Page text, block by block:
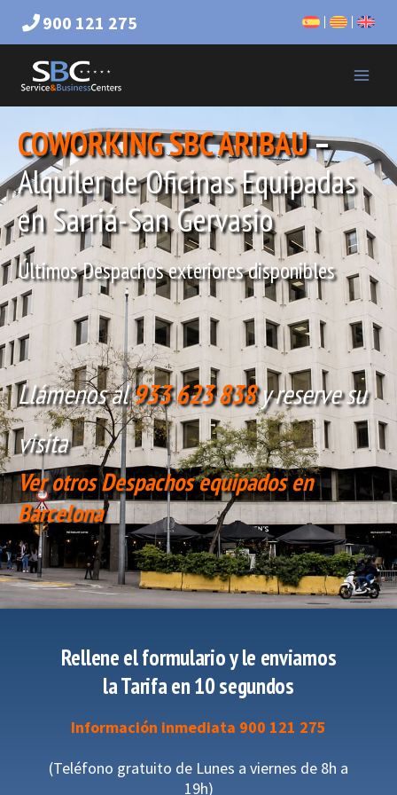
900 121 275
COWORKING SBC ARIBAU–
Alquiler de Oficinas Equipadas
en Sarriá-San Gervasio
Últimos Despachos exteriores disponibles
Llámenos al933 623 838y reserve su
visita
Ver otros Despachos equipados en
Barcelona
Rellene el formulario y le enviamos
la Tarifa en 10 segundos
Información inmediata 900 121 275
(Teléfono gratuito de Lunes a viernes de 8h a
19h)